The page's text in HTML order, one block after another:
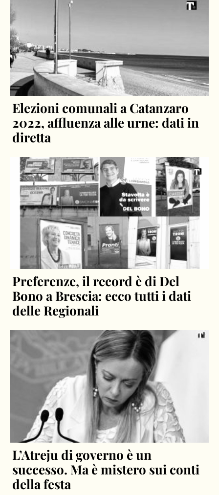
Elezioni comunali a Catanzaro
2022, affluenza alle urne: dati in
diretta
Preferenze, il record è di Del
Bono a Brescia: ecco tutti i dati
delle Regionali
L’Atreju di governo è un
successo. Ma è mistero sui conti
della festa